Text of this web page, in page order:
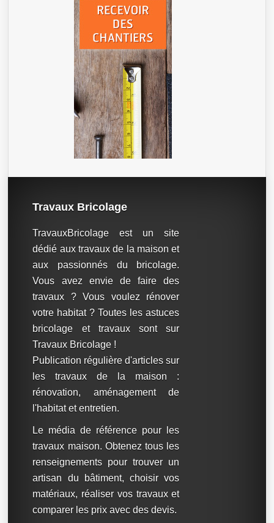
Travaux Bricolage
TravauxBricolage est un site
dédié aux travaux de la maison et
aux passionnés du bricolage.
Vous avez envie de faire des
travaux ? Vous voulez rénover
votre habitat ? Toutes les astuces
bricolage et travaux sont sur
Travaux Bricolage !
Publication régulière d'articles sur
les travaux de la maison :
rénovation, aménagement de
l'habitat et entretien.
Le média de référence pour les
travaux maison. Obtenez tous les
renseignements pour trouver un
artisan du bâtiment, choisir vos
matériaux, réaliser vos travaux et
comparer les prix avec des devis.